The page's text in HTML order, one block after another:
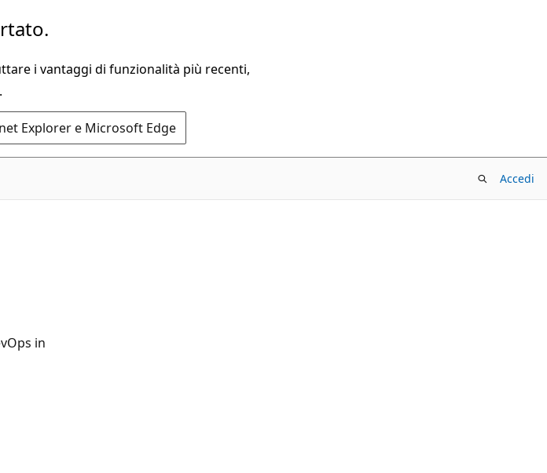
i vantaggi di funzionalità più recenti,
Explorer e Microsoft Edge
Accedi
in